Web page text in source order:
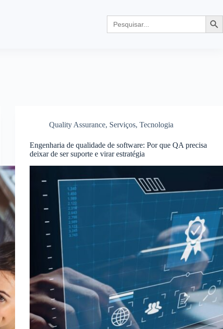
Search
for:
Quality Assurance, Serviços, Tecnologia
Engenharia de qualidade de software: Por que QA precisa
deixar de ser suporte e virar estratégia